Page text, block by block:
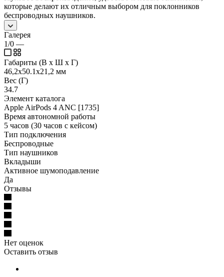
которые делают их отличным выбором для поклонников
беспроводных наушников.
Галерея
1/0 —
Габариты (В х Ш х Г)
46,2x50.1x21,2 мм
Вес (Г)
34.7
Элемент каталога
Apple AirPods 4 ANC [1735]
Время автономной работы
5 часов (30 часов с кейсом)
Тип подключения
Беспроводные
Тип наушников
Вкладыши
Активное шумоподавление
Да
Отзывы
Нет оценок
Оставить отзыв